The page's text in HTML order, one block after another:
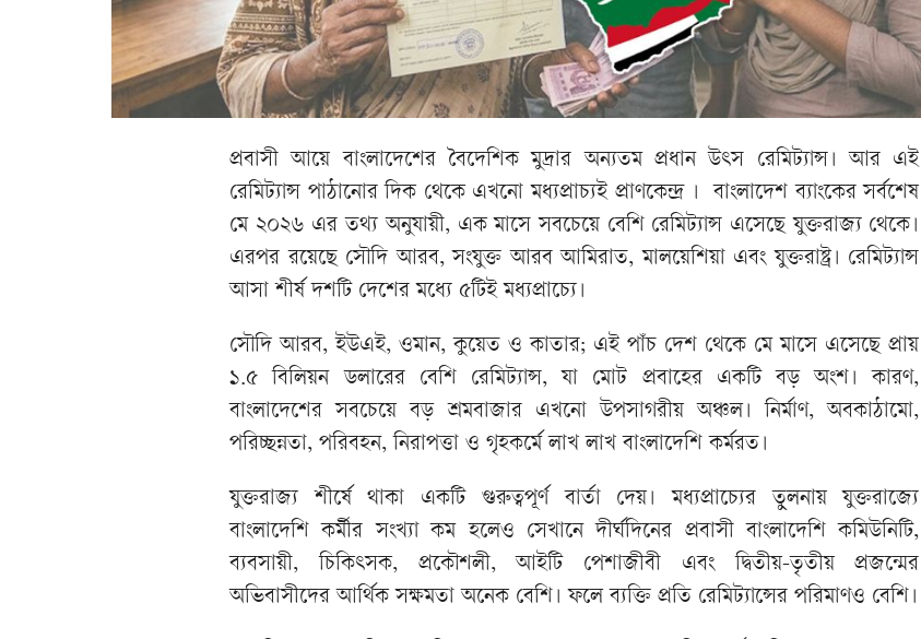
প্রবাসী আয়ে বাংলাদেশের বৈদেশিক মুদ্রার অন্যতম প্রধান উৎস রেমিট্যান্স। আর এই
রেমিট্যান্স পাঠানোর দিক থেকে এখনো মধ্যপ্রাচ্যই প্রাণকেন্দ্র । বাংলাদেশ ব্যাংকের সর্বশেষ
মে ২০২৬ এর তথ্য অনুযায়ী, এক মাসে সবচেয়ে বেশি রেমিট্যান্স এসেছে যুক্তরাজ্য থেকে।
এরপর রয়েছে সৌদি আরব, সংযুক্ত আরব আমিরাত, মালয়েশিয়া এবং যুক্তরাষ্ট্র। রেমিট্যান্স
আসা শীর্ষ দশটি দেশের মধ্যে ৫টিই মধ্যপ্রাচ্যে।
সৌদি আরব, ইউএই, ওমান, কুয়েত ও কাতার; এই পাঁচ দেশ থেকে মে মাসে এসেছে প্রায়
১.৫ বিলিয়ন ডলারের বেশি রেমিট্যান্স, যা মোট প্রবাহের একটি বড় অংশ। কারণ,
বাংলাদেশের সবচেয়ে বড় শ্রমবাজার এখনো উপসাগরীয় অঞ্চল। নির্মাণ, অবকাঠামো,
পরিচ্ছন্নতা, পরিবহন, নিরাপত্তা ও গৃহকর্মে লাখ লাখ বাংলাদেশি কর্মরত।
যুক্তরাজ্য শীর্ষে থাকা একটি গুরুত্বপূর্ণ বার্তা দেয়। মধ্যপ্রাচ্যের তুলনায় যুক্তরাজ্যে
বাংলাদেশি কর্মীর সংখ্যা কম হলেও সেখানে দীর্ঘদিনের প্রবাসী বাংলাদেশি কমিউনিটি,
ব্যবসায়ী, চিকিৎসক, প্রকৌশলী, আইটি পেশাজীবী এবং দ্বিতীয়-তৃতীয় প্রজন্মের
অভিবাসীদের আর্থিক সক্ষমতা অনেক বেশি। ফলে ব্যক্তি প্রতি রেমিট্যান্সের পরিমাণও বেশি।